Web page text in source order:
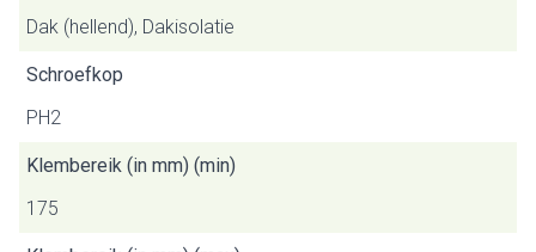
Dak (hellend), Dakisolatie
Schroefkop
PH2
Klembereik (in mm) (min)
175